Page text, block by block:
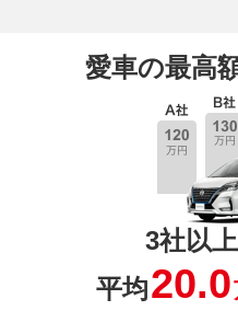
愛車の最高
3社以
平均20.0